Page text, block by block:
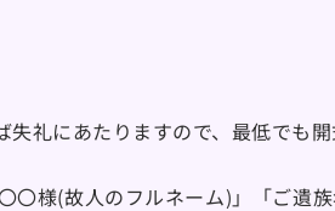
礼にあたりますので、最低でも
様(故人のフルネーム)」「ご遺